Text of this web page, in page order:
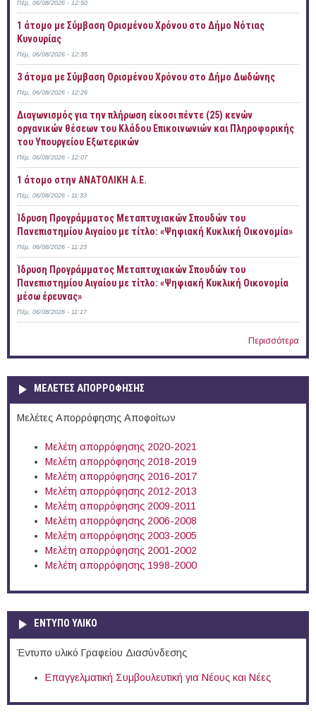
Πέμ, 06/08/2026 - 12:50
1 άτομο με Σύμβαση Ορισμένου Χρόνου στο Δήμο Νότιας
Κυνουρίας
Πέμ, 06/08/2026 - 12:35
3 άτομα με Σύμβαση Ορισμένου Χρόνου στο Δήμο Δωδώνης
Πέμ, 06/08/2026 - 12:26
Διαγωνισμός για την πλήρωση είκοσι πέντε (25) κενών
οργανικών θέσεων του Κλάδου Επικοινωνιών και Πληροφορικής
του Υπουργείου Εξωτερικών
Πέμ, 06/08/2026 - 12:07
1 άτομο στην ΑΝΑΤΟΛΙΚΗ Α.Ε.
Πέμ, 06/08/2026 - 11:33
Ίδρυση Προγράμματος Μεταπτυχιακών Σπουδών του
Πανεπιστημίου Αιγαίου με τίτλο: «Ψηφιακή Κυκλική Οικονομία»
Πέμ, 06/08/2026 - 11:23
Ίδρυση Προγράμματος Μεταπτυχιακών Σπουδών του
Πανεπιστημίου Αιγαίου με τίτλο: «Ψηφιακή Κυκλική Οικονομία
μέσω έρευνας»
Πέμ, 06/08/2026 - 11:17
Περισσότερα
ΜΕΛΕΤΕΣ ΑΠΟΡΡΟΦΗΣΗΣ
Μελέτες Απορρόφησης Αποφοίτων
Μελέτη απορρόφησης 2020-2021
Μελέτη απορρόφησης 2018-2019
Μελέτη απορρόφησης 2016-2017
Μελέτη απορρόφησης 2012-2013
Μελέτη απορρόφησης 2009-2011
Μελέτη απορρόφησης 2006-2008
Μελέτη απορρόφησης 2003-2005
Μελέτη απορρόφησης 2001-2002
Μελέτη απορρόφησης 1998-2000
ΕΝΤΥΠΟ ΥΛΙΚΟ
Έντυπο υλικό Γραφείου Διασύνδεσης
Επαγγελματική Συμβουλευτική για Νέους και Νέες